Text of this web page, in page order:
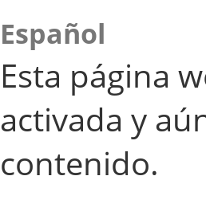
Español
Esta página
activada y
contenido.